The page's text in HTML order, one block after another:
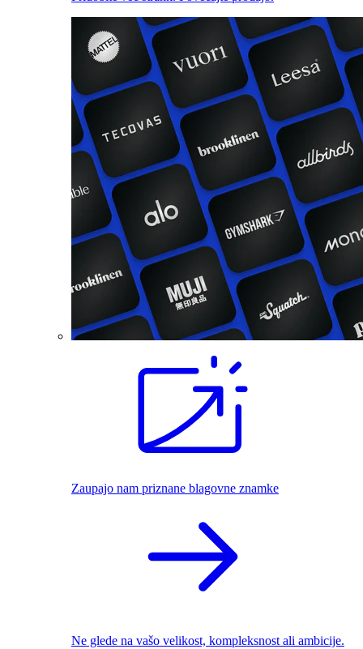
Zaupajo nam priznane blagovne znamke
Ne glede na vašo velikost, kompleksnost ali ambicije.